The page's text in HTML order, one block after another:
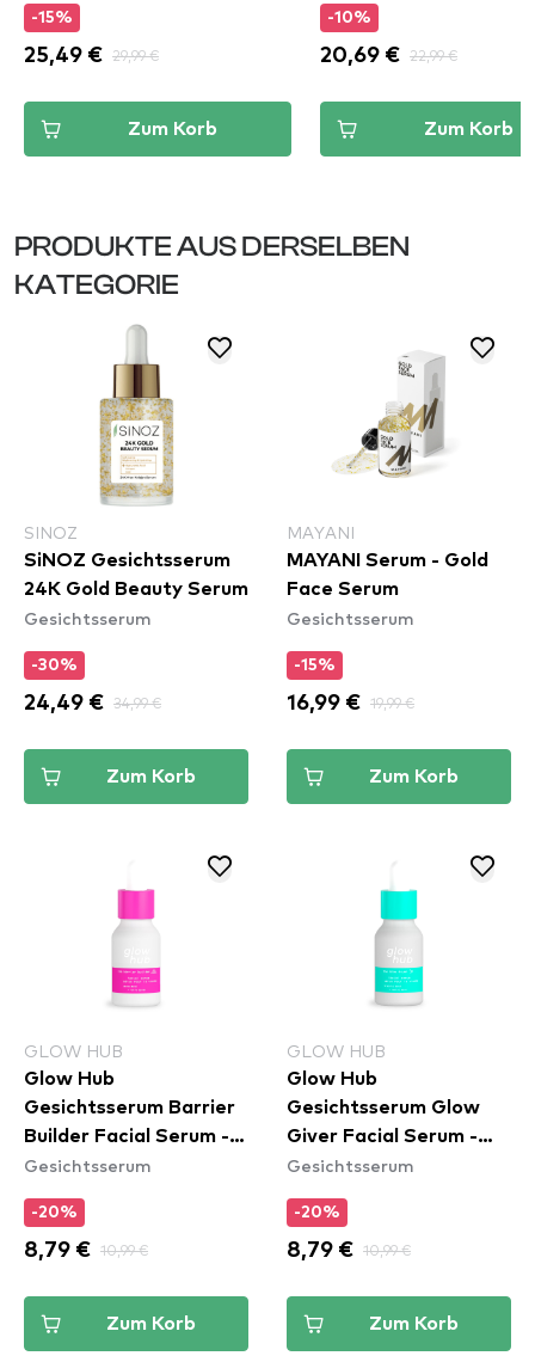
-15%
25,49 € 29,99 €
Zum Korb
-10%
20,69 € 22,99 €
Zum Korb
PRODUKTE AUS DERSELBEN
KATEGORIE
SINOZ
SiNOZ Gesichtsserum
24K Gold Beauty Serum
Gesichtsserum
-30%
24,49 € 34,99 €
Zum Korb
MAYANI
MAYANI Serum - Gold
Face Serum
Gesichtsserum
-15%
16,99 € 19,99 €
Zum Korb
GLOW HUB
Glow Hub
Gesichtsserum Barrier
Builder Facial Serum -
Mini
Gesichtsserum
-20%
8,79 € 10,99 €
Zum Korb
GLOW HUB
Glow Hub
Gesichtsserum Glow
Giver Facial Serum -
Mini
Gesichtsserum
-20%
8,79 € 10,99 €
Zum Korb